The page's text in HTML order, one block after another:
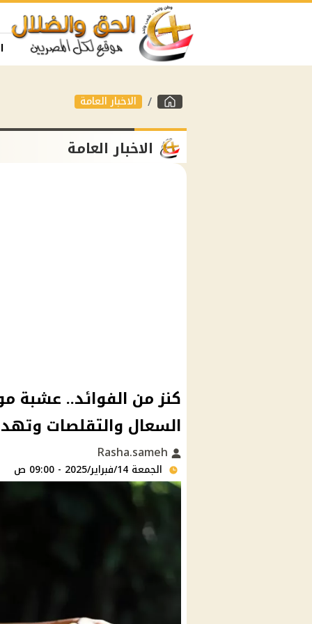
الاخبار العامة
الاخبار العامة
كنز من الفوائد..
السعال والتقلصات
الجمعة 14/فبراير/2025 - 09:00 ص